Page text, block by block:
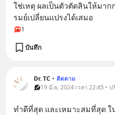
ใช่เหตุ ผลเป็นตัวตัดสินให้มาก
รมย์เปลี่ยนแปรงได้เสมอ
1
บันทึก
Dr. TC • ติดตาม
19 มิ.ย. 2024 เวลา 22:45 •
ทำดีที่สุด และเหมาะสมที่สุด